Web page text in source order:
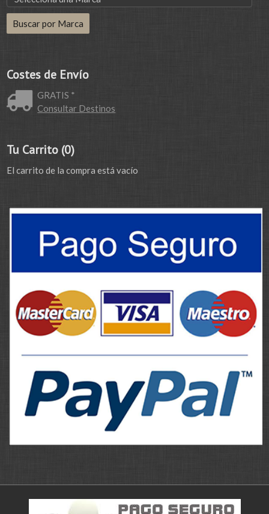
Costes de Envío
GRATIS *
Consultar Destinos
Tu Carrito (0)
El carrito de la compra está vacío